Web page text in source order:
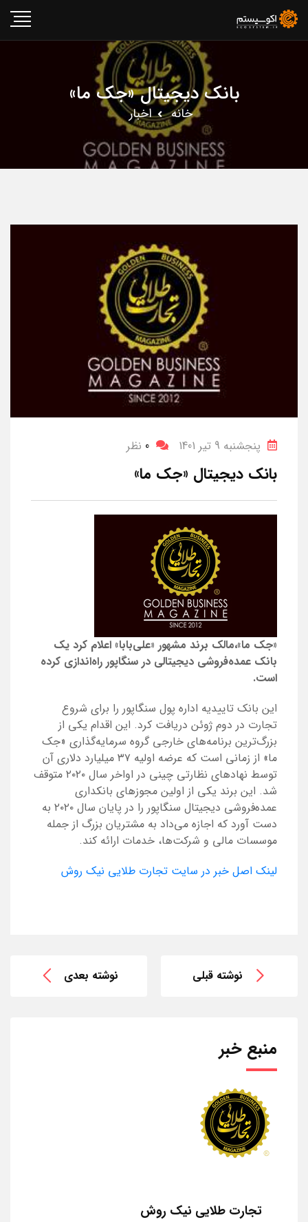
بانک دیجیتال «جک ما»
خانه اخبار
پنجشنبه 9 تیر 1401 0 نظر
بانک دیجیتال «جک ما»
«جک ما»،مالک برند مشهور «علی‌بابا» اعلام کرد یک
بانک عمده‌فروشی دیجیتالی در سنگاپور راه‌اندازی کرده
است.
این بانک تاییدیه اداره پول سنگاپور را برای شروع
تجارت در دوم ژوئن دریافت کرد. این اقدام یکی از
بزرگ‌ترین برنامه‌های خارجی گروه سرمایه‌گذاری «جک
ما» از زمانی است که عرضه اولیه ۳۷ میلیارد دلاری آن
توسط نهادهای نظارتی چینی در اواخر سال ۲۰۲۰ متوقف
شد. این برند یکی از اولین مجوزهای بانکداری
عمده‌فروشی دیجیتال سنگاپور را در پایان سال ۲۰۲۰ به
دست آورد که اجازه می‌داد به مشتریان بزرگ از جمله
موسسات مالی و شرکت‌ها، خدمات ارائه کند.
لینک اصل خبر در سایت تجارت طلایی نیک روش
نوشته قبلی نوشته بعدی
منبع خبر
تجارت طلایی نیک روش